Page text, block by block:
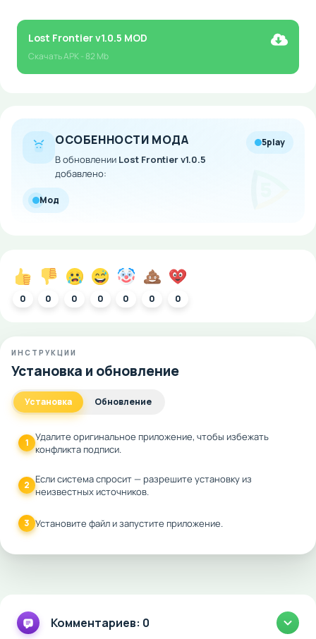
Lost Frontier v1.0.5 MOD
СкачатьAPK- 82 Mb
ОСОБЕННОСТИ МОДА
В обновлении Lost Frontier v1.0.5
добавлено:
5play
Мод
0 0 0 0 0 0 0
ИНСТРУКЦИИ
Установка и обновление
Установка Обновление
1 Удалите оригинальное приложение, чтобы избежать
конфликта подписи.
2 Если система спросит — разрешите установку из
неизвестных источников.
3 Установите файл и запустите приложение.
Комментариев: 0